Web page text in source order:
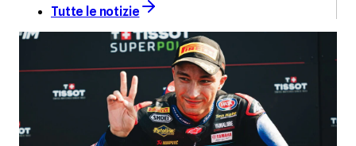
Tutte le notizie